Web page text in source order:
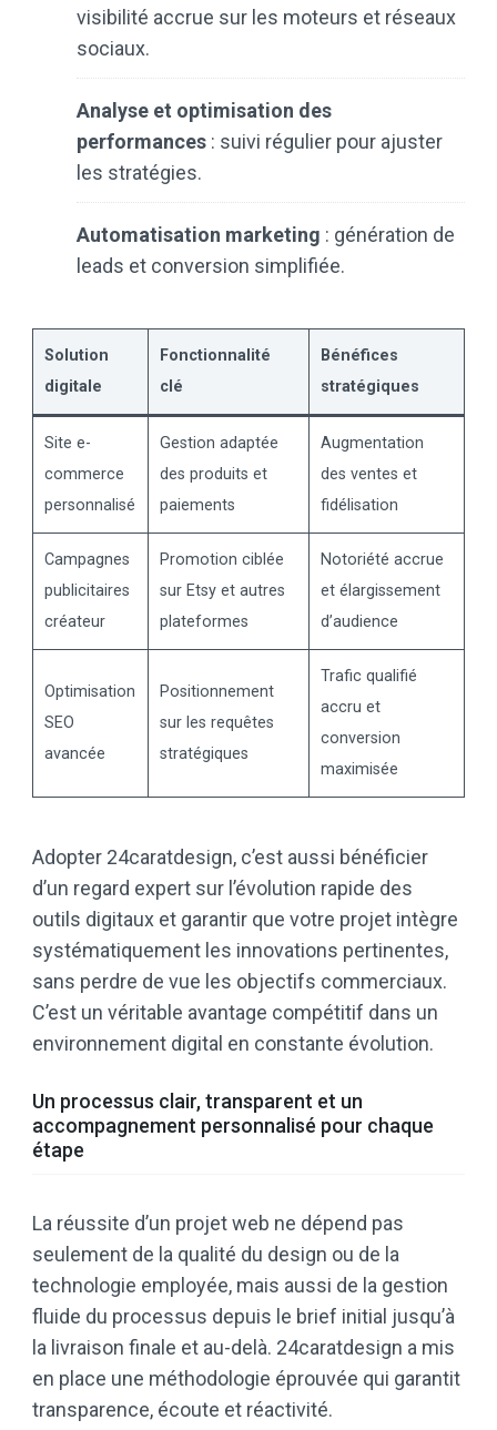
visibilité accrue sur les moteurs et réseaux
sociaux.
Analyse et optimisation des
performances : suivi régulier pour ajuster
les stratégies.
Automatisation marketing : génération de
leads et conversion simplifiée.
Solution
digitale
Fonctionnalité
clé
Bénéfices
stratégiques
Site e-
commerce
personnalisé
Gestion adaptée
des produits et
paiements
Augmentation
des ventes et
fidélisation
Campagnes
publicitaires
créateur
Promotion ciblée
sur Etsy et autres
plateformes
Notoriété accrue
et élargissement
d’audience
Optimisation
SEO
avancée
Positionnement
sur les requêtes
stratégiques
Trafic qualifié
accru et
conversion
maximisée
Adopter 24caratdesign, c’est aussi bénéficier
d’un regard expert sur l’évolution rapide des
outils digitaux et garantir que votre projet intègre
systématiquement les innovations pertinentes,
sans perdre de vue les objectifs commerciaux.
C’est un véritable avantage compétitif dans un
environnement digital en constante évolution.
Un processus clair, transparent et un
accompagnement personnalisé pour chaque
étape
La réussite d’un projet web ne dépend pas
seulement de la qualité du design ou de la
technologie employée, mais aussi de la gestion
fluide du processus depuis le brief initial jusqu’à
la livraison finale et au-delà. 24caratdesign a mis
en place une méthodologie éprouvée qui garantit
transparence, écoute et réactivité.